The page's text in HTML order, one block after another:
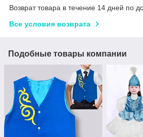
Возврат товара в течение 14 дней по
Все условия возврата
Подобные товары компании